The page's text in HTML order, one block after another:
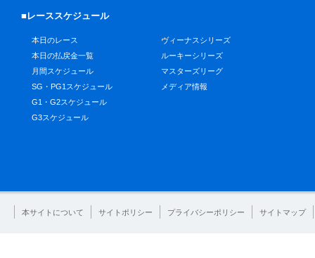
■レーススケジュール
本日のレース
本日の払戻金一覧
月間スケジュール
SG・PG1スケジュール
G1・G2スケジュール
G3スケジュール
ヴィーナスシリーズ
ルーキーシリーズ
マスターズリーグ
メディア情報
本サイトについて サイトポリシー プライバシーポリシー サイトマップ